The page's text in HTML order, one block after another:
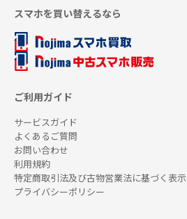
スマホを買い替えるなら
ご利用ガイド
サービスガイド
よくあるご質問
お問い合わせ
利用規約
特定商取引法及び古物営業法に基づく表示
プライバシーポリシー